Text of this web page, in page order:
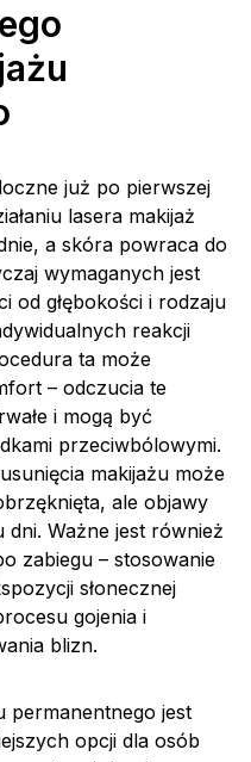
już po pierwszej
lasera makijaż
a skóra powraca do
wymaganych jest
od głębokości i rodzaju
reakcji
ta może
– odczucia te
i mogą być
przeciwbólowymi.
makijażu może
ale objawy
dni. Ważne jest również
zabiegu – stosowanie
słonecznej
gojenia i
blizn.
permanentnego jest
opcji dla osób